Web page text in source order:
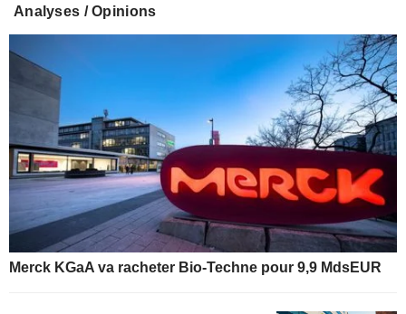
Analyses / Opinions
Merck KGaA va racheter Bio-Techne pour 9,9 MdsEUR